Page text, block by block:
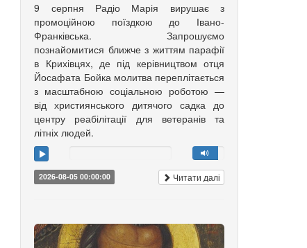
9 серпня Радіо Марія вирушає з
промоційною поїздкою до Івано-
Франківська. Запрошуємо
познайомитися ближче з життям парафії
в Крихівцях, де під керівництвом отця
Йосафата Бойка молитва переплітається
з масштабною соціальною роботою —
від християнського дитячого садка до
центру реабілітації для ветеранів та
літніх людей.
2026-08-05 00:00:00 Читати далі